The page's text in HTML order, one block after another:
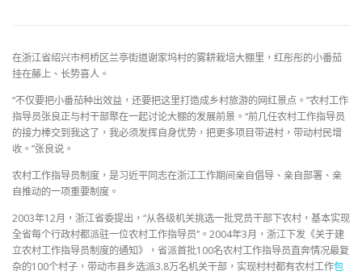
在浙江省绍兴市柯桥区兰亭街道谢家坞村的雾耕栽培大棚里，红彤彤的小番茄
挂在藤上、长势喜人。
“不仅要把小番茄种出效益，还要把这里打造成乡村旅游的网红景点。”农村工作
指导员张良正与村干部聚在一起讨论大棚的发展前景。“前几任农村工作指导员
的接力棒交到我这了，我必须发挥自身优势，把更多项目带进村，带动村民增
收。”张良说。
农村工作指导员制度，是习近平同志在浙江工作期间亲自倡导、亲自部署、亲
自推动的一项重要制度。
2003年12月，浙江省委提出，“从各级机关挑选一批党员干部下农村，基本实现
全省每个行政村都派驻一位农村工作指导员”。2004年3月，浙江下发《关于建
立农村工作指导员制度的通知》，省派首批100名农村工作指导员直奔情况最复
杂的100个村子，带动市县乡选派3.8万名机关干部，实现村村都有农村工作包